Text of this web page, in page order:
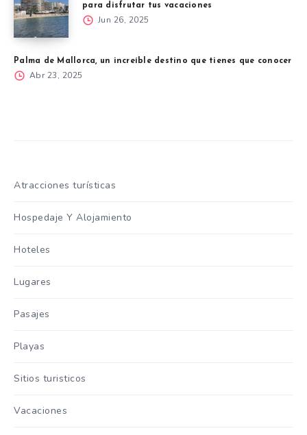
para disfrutar tus vacaciones
Jun 26, 2025
Palma de Mallorca, un increíble destino que tienes que conocer
Abr 23, 2025
Atracciones turísticas
Hospedaje Y Alojamiento
Hoteles
Lugares
Pasajes
Playas
Sitios turisticos
Vacaciones